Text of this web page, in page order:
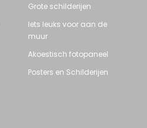
Grote schilderijen
Iets leuks voor aan de
muur
Akoestisch fotopaneel
Posters en Schilderijen